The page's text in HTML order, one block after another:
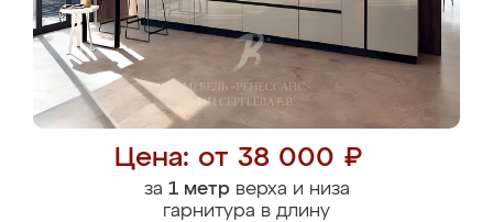
Цена: от 38 000 ₽
за 1 метрверха и низа
гарнитура в длину